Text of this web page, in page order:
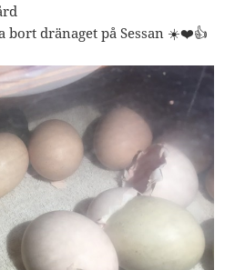
bort dränaget på Sessan ☀️❤️👍